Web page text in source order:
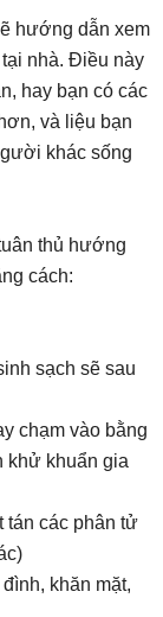
hướng dẫn xem
nhà. Điều này
hay bạn có các
và liệu bạn
khác sống
thủ hướng
cách:
sạch sẽ sau
chạm vào bằng
khử khuẩn gia
tán các phân tử
khăn mặt,